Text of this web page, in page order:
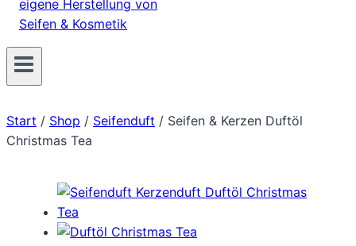
Start / Shop / Seifenduft / Seifen & Kerzen Duftöl
Christmas Tea